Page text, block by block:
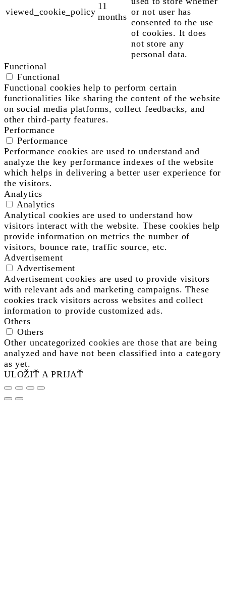
viewed_cookie_policy
11
months or not user has
consented to the use
of cookies. It does
not store any
personal data.
Functional
Functional
Functional cookies help to perform certain
functionalities like sharing the content of the website
on social media platforms, collect feedbacks, and
other third-party features.
Performance
Performance
Performance cookies are used to understand and
analyze the key performance indexes of the website
which helps in delivering a better user experience for
the visitors.
Analytics
Analytics
Analytical cookies are used to understand how
visitors interact with the website. These cookies help
provide information on metrics the number of
visitors, bounce rate, traffic source, etc.
Advertisement
Advertisement
Advertisement cookies are used to provide visitors
with relevant ads and marketing campaigns. These
cookies track visitors across websites and collect
information to provide customized ads.
Others
Others
Other uncategorized cookies are those that are being
analyzed and have not been classified into a category
as yet.
ULOŽIŤ A PRIJAŤ